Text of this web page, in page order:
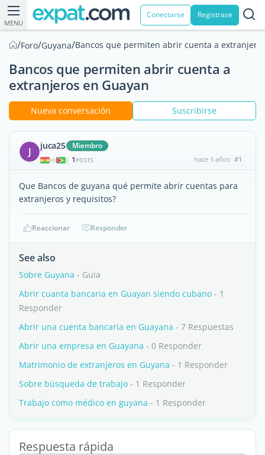
MENU
Conectarse Registrase
/Foro/Guyana/Bancos que permiten abrir cuenta a
Bancos que permiten abrir cuenta a
extranjeros en Guayan
Nueva conversación Suscribirse
J juca25 Miembro
| 1 POSTS hace 3 años #1
Que Bancos de guyana qué permite abrir cuentas para
extranjeros y requisitos?
Reaccionar Responder
See also
Sobre Guyana - Guia
Abrir cuanta bancaria en Guayan siendo cubano - 1
Responder
Abrir una cuenta bancaria en Guayana - 7 Respuestas
Abrir una empresa en Guayana - 0 Responder
Matrimonio de extranjeros en Guyana - 1 Responder
Sobre búsqueda de trabajo - 1 Responder
Trabajo como médico en guyana - 1 Responder
Respuesta rápida